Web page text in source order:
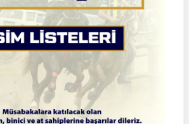
Müsabakaları
|
08-
09
2026
İSTANBUL